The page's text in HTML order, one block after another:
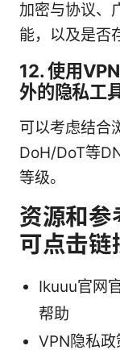
加密与协议、
能，以及是否
12. 使用
外的隐私工
可以考虑结合
DoH/DoT等
等级。
资源和参
可点击链
Ikuuu官网
帮助
VPN隐私